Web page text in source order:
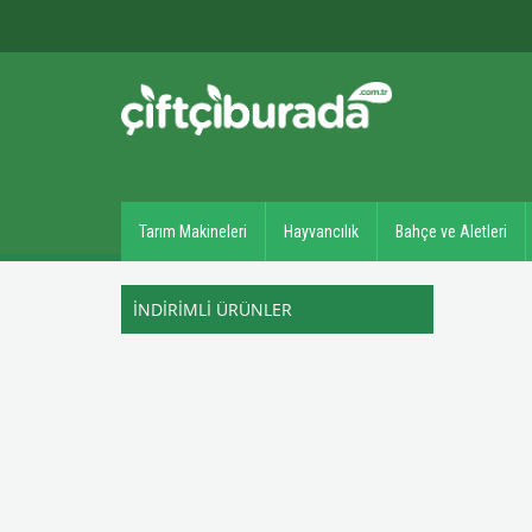
Tarım Makineleri Hayvancılık Bahçe ve Aletleri
İNDİRİMLİ ÜRÜNLER